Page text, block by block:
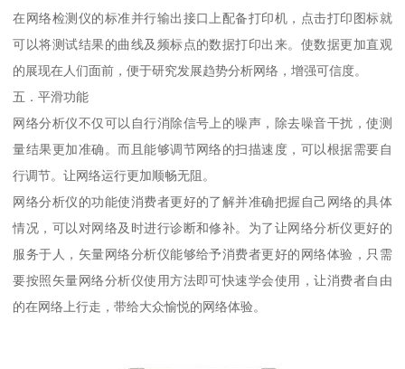
在网络检测仪的标准并行输出接口上配备打印机，点击打印图标就
可以将测试结果的曲线及频标点的数据打印出来。使数据更加直观
的展现在人们面前，便于研究发展趋势分析网络，增强可信度。
五．平滑功能
网络分析仪不仅可以自行消除信号上的噪声，除去噪音干扰，使测
量结果更加准确。而且能够调节网络的扫描速度，可以根据需要自
行调节。让网络运行更加顺畅无阻。
网络分析仪的功能使消费者更好的了解并准确把握自己网络的具体
情况，可以对网络及时进行诊断和修补。为了让网络分析仪更好的
服务于人，矢量网络分析仪能够给予消费者更好的网络体验，只需
要按照矢量网络分析仪使用方法即可快速学会使用，让消费者自由
的在网络上行走，带给大众愉悦的网络体验。